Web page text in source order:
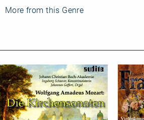
More from this Genre